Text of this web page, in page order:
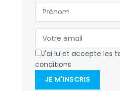
J'ai lu et accepte les
conditions
JE M'INSCRIS